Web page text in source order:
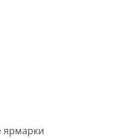
ярмарки